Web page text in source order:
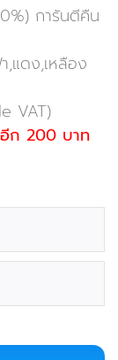
฿5,600
การันตีคืน
ดง,เหลือง
VAT)
ก 200 บาท